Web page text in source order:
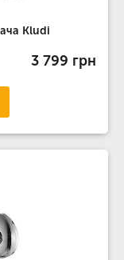
Kludi
3 799 грн